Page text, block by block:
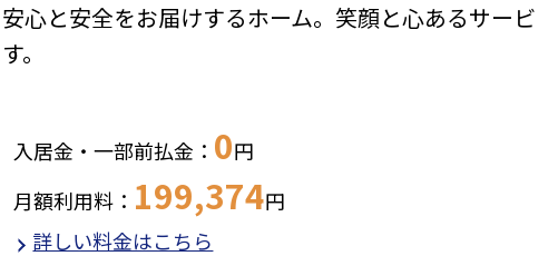
てエントランスは施錠しており、インターホンで事務所
りできるよう、段差のないバリアフリー設計。車寄せが
エントラ
心と安全をお届けするホーム。笑顔と心あるサービ
。
入居金・一部前払金： 0円
月額利用料： 199,374円
詳しい料金はこちら